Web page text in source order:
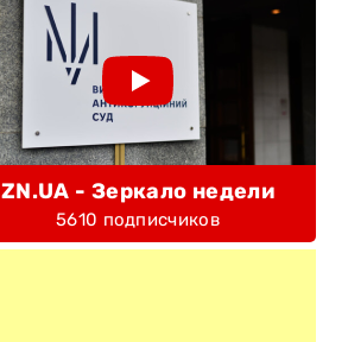
ZN.UA - Зеркало недели
5610 подписчиков